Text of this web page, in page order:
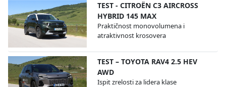
TEST - CITROËN C3 AIRCROSS
HYBRID 145 MAX
Praktičnost monovolumena i
atraktivnost krosovera
TEST – TOYOTA RAV4 2.5 HEV
AWD
Ispit zrelosti za lidera klase